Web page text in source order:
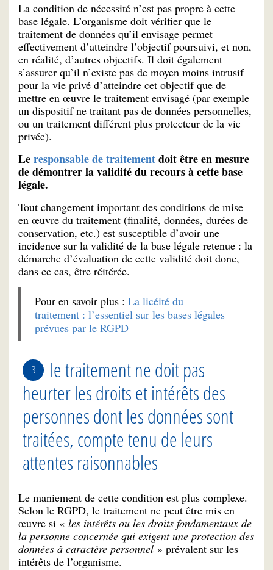
La condition de nécessité n’est pas propre à cette
base légale. L’organisme doit vérifier que le
traitement de données qu’il envisage permet
effectivement d’atteindre l’objectif poursuivi, et non,
en réalité, d’autres objectifs. Il doit également
s’assurer qu’il n’existe pas de moyen moins intrusif
pour la vie privé d’atteindre cet objectif que de
mettre en œuvre le traitement envisagé (par exemple
un dispositif ne traitant pas de données personnelles,
ou un traitement différent plus protecteur de la vie
privée).
Leresponsable de traitementdoit être en mesure
de démontrer la validité du recours à cette base
légale.
Tout changement important des conditions de mise
en œuvre du traitement (finalité, données, durées de
conservation, etc.) est susceptible d’avoir une
incidence sur la validité de la base légale retenue : la
démarche d’évaluation de cette validité doit donc,
dans ce cas, être réitérée.
Pour en savoir plus : La licéité du
traitement : l’essentiel sur les bases légales
prévues par le RGPD
le traitement ne doit pas
heurter les droits et intérêts des
personnes dont les données sont
traitées, compte tenu de leurs
attentes raisonnables
Le maniement de cette condition est plus complexe.
Selon le RGPD, le traitement ne peut être mis en
œuvre si « les intérêts ou les droits fondamentaux de
la personne concernée qui exigent une protection des
données à caractère personnel » prévalent sur les
intérêts de l’organisme.